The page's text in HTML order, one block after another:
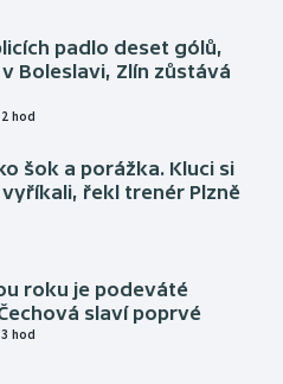
padlo deset gólů,
Boleslavi, Zlín zůstává
hod
šok a porážka. Kluci si
řekl trenér Plzně
roku je podeváté
slaví poprvé
hod